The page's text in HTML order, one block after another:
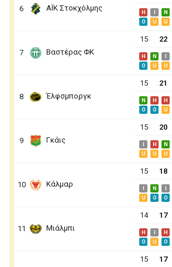
6 ΑΪΚ Στοκχόλμης H N
O
U U
7 Βαστέρας ΦΚ
15 22
H N
O
U U
8 Έλφσμποργκ
15 21
N H H
O
O U
9 Γκάις
15 20
H N
U
U U
10 Κάλμαρ
15 18
N
U
O O
11 Μιάλμπι
14 17
H H
O
U O
15 17